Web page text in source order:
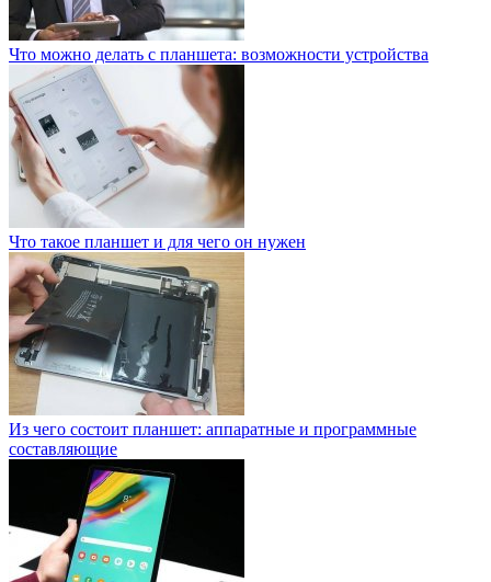
Что можно делать с планшета: возможности устройства
Что такое планшет и для чего он нужен
Из чего состоит планшет: аппаратные и программные
составляющие